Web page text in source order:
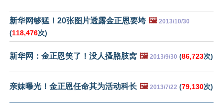
新华网够猛！20张图片透露金正恩要垮 🖼️ 2013/10/30
(118,476次)
新华网：金正恩笑了！没人搔胳肢窝 🖼️ 2013/9/30 (86,723次)
亲妹曝光！金正恩任命其为活动科长 🖼️ 2013/7/22 (79,130次)